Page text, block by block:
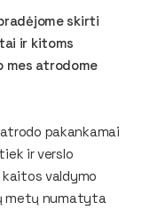
skirti
ir kitoms
mes atrodome
pakankamai
ir verslo
valdymo
metų numatyta